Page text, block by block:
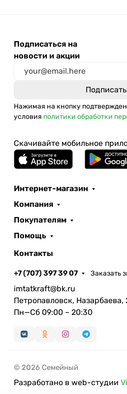
Подписаться на
новости и акции
Нажимая на кнопку
условия политики обработки
Скачивайте мобильное
Интернет-магазин
Компания
Покупателям
Помощь
Контакты
+7 (707) 397 39 07 Заказать
imtatkraft@bk.ru
Петропавловск, Назарбаева,
Пн—Сб 09:00 – 20:30
© 2026 Семейный
Разработано в web-студии